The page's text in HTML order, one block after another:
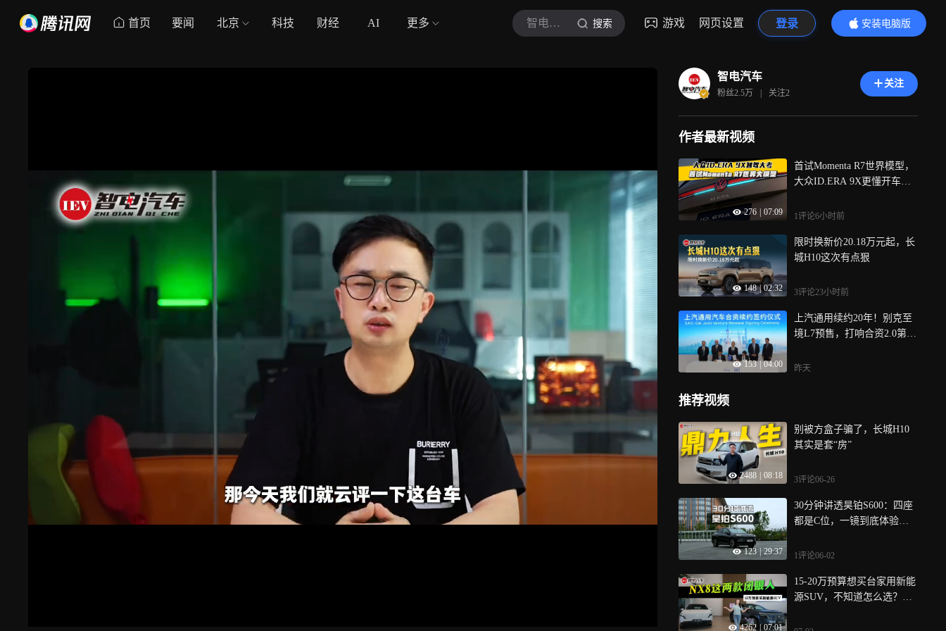
首页 要闻 北京 科技 财经 AI 更多 智电汽车 搜索 游戏 网页设置 登录
安装电脑版
内容更精彩
智电汽车
粉丝2.5万 | 关注2
关注
作者最新视频
276 07:09
首试Momenta R7世界模型，
大众ID.ERA 9X更懂开车
1评论6小时前
148 | 02:32
限时换新价20.18万元起，长
城H10这次有点狠
3评论23小时前
153 04:00
上汽通用续约20年！别克至
境L7预售，打响合资2.0第一
昨天
推荐视频
2488 08:18
别被方盒子骗了，长城H10
其实是套“房”
3评论06-26
123 29:37
30分钟讲透昊铂S600：四座
都是C位，一镜到底体验城
1评论06-02
4262 07:01
15-20万预算想买台家用新能
源SUV，不知道怎么选？看